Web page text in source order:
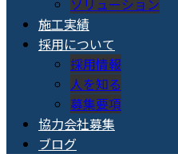
ソリューション
施工実績
採用について
採用情報
人を知る
募集要項
協力会社募集
ブログ